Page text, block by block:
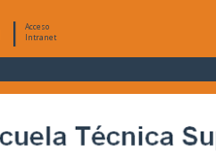
|
Acceso
Intranet